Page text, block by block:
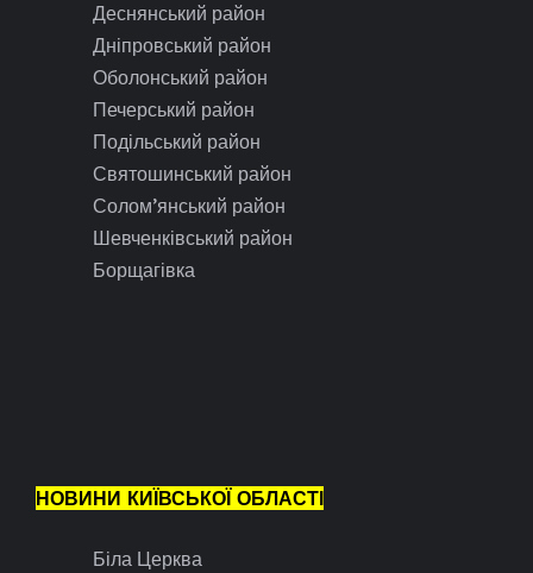
Деснянський район
Дніпровський район
Оболонський район
Печерський район
Подільський район
Святошинський район
Солом’янський район
Шевченківський район
Борщагівка
НОВИНИ КИЇВСЬКОЇ ОБЛАСТІ
Біла Церква